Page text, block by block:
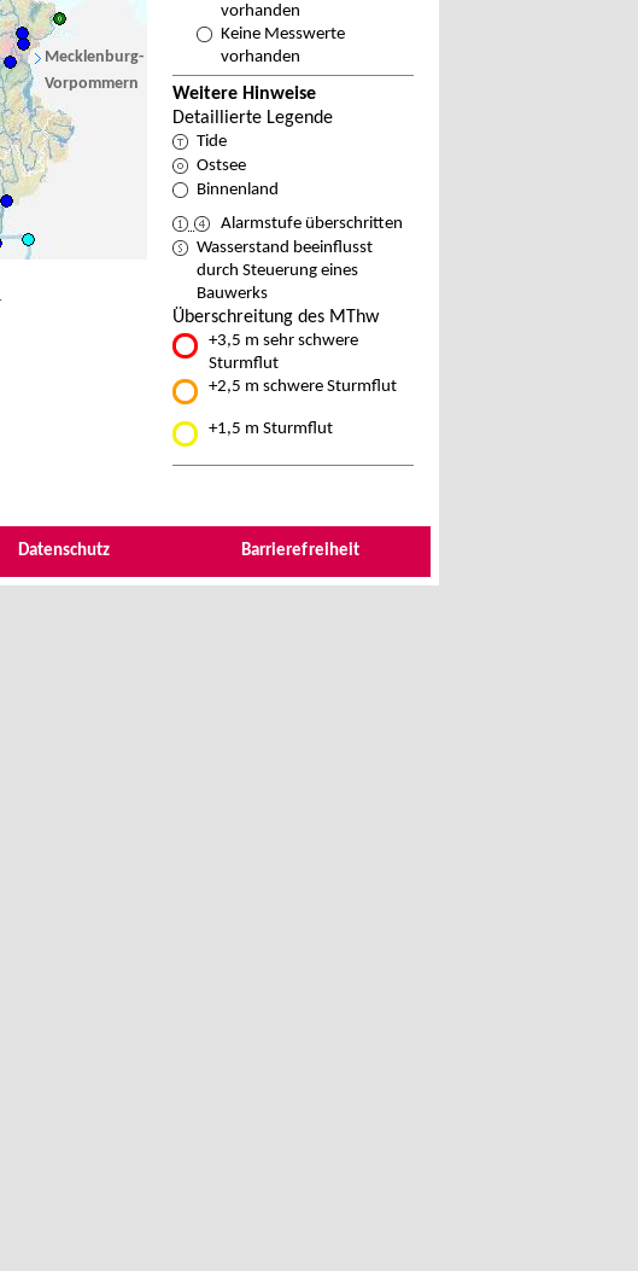
Mecklenburg-
Vorpommern
vorhanden
Keine Messwerte
vorhanden
Weitere Hinweise
Detaillierte Legende
Tide
Ostsee
Binnenland
Alarmstufe überschritten
Wasserstand beeinflusst
durch Steuerung eines
Bauwerks
Überschreitung des MThw
+3,5 m sehr schwere
Sturmflut
+2,5 m schwere Sturmflut
+1,5 m Sturmflut
Datenschutz Barrierefreiheit